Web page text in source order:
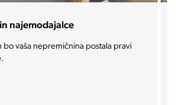
med najbolj iskane in
prihodnosti.